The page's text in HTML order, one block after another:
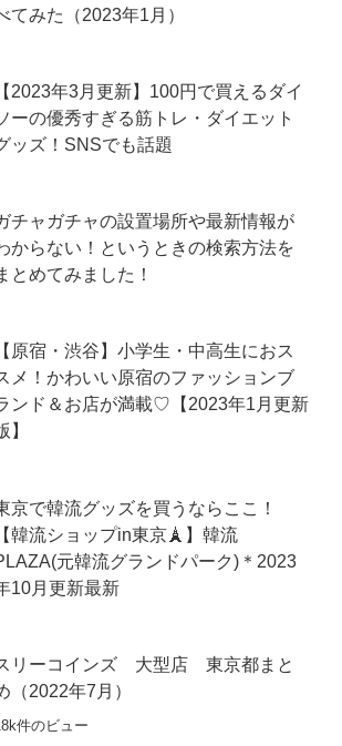
てみた（2023年1月）
【2023年3月更新】100円で買えるダイ
ーの優秀すぎる筋トレ・ダイエット
ッズ！SNSでも話題
チャガチャの設置場所や最新情報が
からない！というときの検索方法を
とめてみました！
【原宿・渋谷】小学生・中高生におス
メ！かわいい原宿のファッションブ
ンド＆お店が満載♡【2023年1月更新
】
京で韓流グッズを買うならここ！
【韓流ショップin東京🗼】韓流
元韓流グランドパーク)＊2023
10月更新最新
リーコインズ 大型店 東京都まと
（2022年7月）
件のビュー